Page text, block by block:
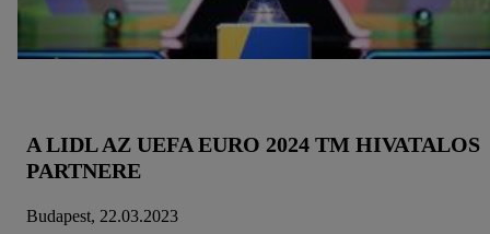
A LIDL AZ UEFA EURO 2024 TM HIVATALOS
PARTNERE
Budapest, 22.03.2023